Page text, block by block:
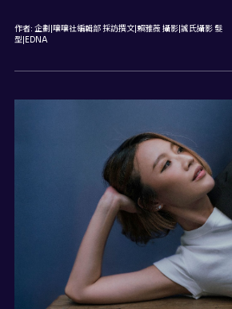
作者: 企劃|嚷嚷社編輯部 採訪撰文|賴雅薇 攝影|誠氏攝影 髮
型|EDNA